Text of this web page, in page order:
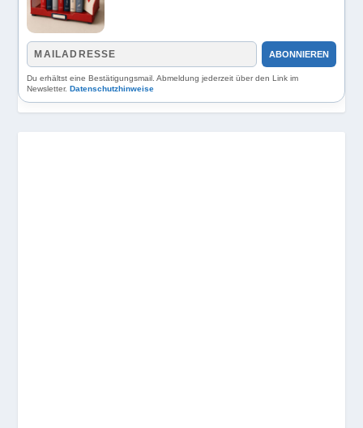
ABONNIEREN
Du erhältst eine Bestätigungsmail. Abmeldung jederzeit über den Link im
Newsletter.Datenschutzhinweise